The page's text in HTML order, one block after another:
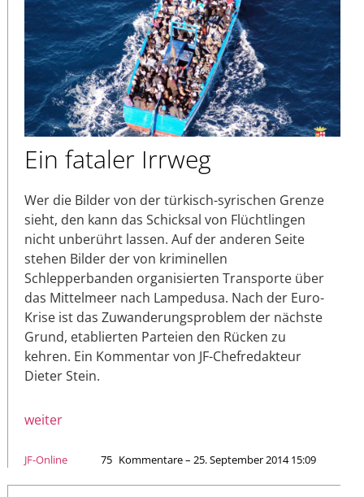
Ein fataler Irrweg
Wer die Bilder von der türkisch-syrischen Grenze
sieht, den kann das Schicksal von Flüchtlingen
nicht unberührt lassen. Auf der anderen Seite
stehen Bilder der von kriminellen
Schlepperbanden organisierten Transporte über
das Mittelmeer nach Lampedusa. Nach der Euro-
Krise ist das Zuwanderungsproblem der nächste
Grund, etablierten Parteien den Rücken zu
kehren. Ein Kommentar von JF-Chefredakteur
Dieter Stein.
weiter
JF-Online 75 Kommentare – 25. September 2014 15:09